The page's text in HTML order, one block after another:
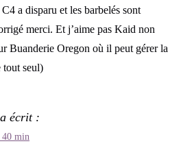
a disparu et les barbelés sont
merci. Et j’aime pas Kaid non
Buanderie Oregon où il peut gérer la
tout seul)
a écrit :
40 min